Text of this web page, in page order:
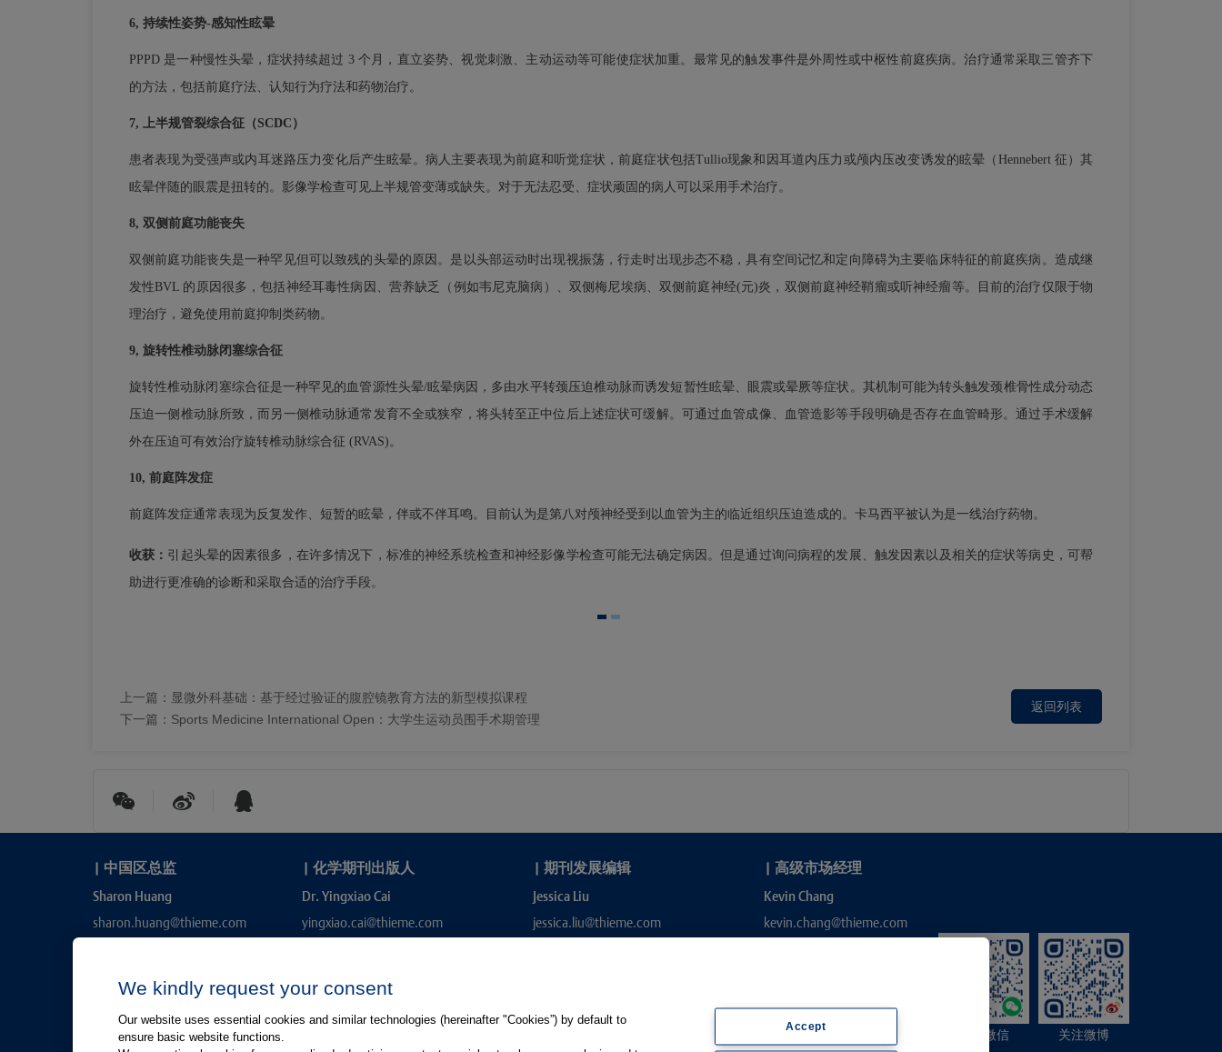
6, 持续性姿势-感知性眩晕
PPPD 是一种慢性头晕，症状持续超过 3 个月，直立姿势、视觉刺激、主动运动等可能使症状加重。最常见的触发事件是外周性或中枢性前庭疾病。治疗通常采取三管齐下
的方法，包括前庭疗法、认知行为疗法和药物治疗。
7, 上半规管裂综合征（SCDC）
患者表现为受强声或内耳迷路压力变化后产生眩晕。病人主要表现为前庭和听觉症状，前庭症状包括Tullio现象和因耳道内压力或颅内压改变诱发的眩晕（Hennebert 征）其
眩晕伴随的眼震是扭转的。影像学检查可见上半规管变薄或缺失。对于无法忍受、症状顽固的病人可以采用手术治疗。
8, 双侧前庭功能丧失
双侧前庭功能丧失是一种罕见但可以致残的头晕的原因。是以头部运动时出现视振荡，行走时出现步态不稳，具有空间记忆和定向障碍为主要临床特征的前庭疾病。造成继
发性BVL 的原因很多，包括神经耳毒性病因、营养缺乏（例如韦尼克脑病）、双侧梅尼埃病、双侧前庭神经(元)炎，双侧前庭神经鞘瘤或听神经瘤等。目前的治疗仅限于物
理治疗，避免使用前庭抑制类药物。
9, 旋转性椎动脉闭塞综合征
旋转性椎动脉闭塞综合征是一种罕见的血管源性头晕/眩晕病因，多由水平转颈压迫椎动脉而诱发短暂性眩晕、眼震或晕厥等症状。其机制可能为转头触发颈椎骨性成分动态
压迫一侧椎动脉所致，而另一侧椎动脉通常发育不全或狭窄，将头转至正中位后上述症状可缓解。可通过血管成像、血管造影等手段明确是否存在血管畸形。通过手术缓解
外在压迫可有效治疗旋转椎动脉综合征 (RVAS)。
10, 前庭阵发症
前庭阵发症通常表现为反复发作、短暂的眩晕，伴或不伴耳鸣。目前认为是第八对颅神经受到以血管为主的临近组织压迫造成的。卡马西平被认为是一线治疗药物。
收获： 引起头晕的因素很多，在许多情况下，标准的神经系统检查和神经影像学检查可能无法确定病因。但是通过询问病程的发展、触发因素以及相关的症状等病史，可帮
助进行更准确的诊断和采取合适的治疗手段。
上一篇： 显微外科基础：基于经过验证的腹腔镜教育方法的新型模拟课程
下一篇： Sports Medicine International Open：大学生运动员围手术期管理
返回列表
| 中国区总监
Sharon Huang
sharon.huang@thieme.com
| 化学期刊出版人
Dr. Yingxiao Cai
yingxiao.cai@thieme.com
| 期刊发展编辑
Jessica Liu
jessica.liu@thieme.com
| 高级市场经理
Kevin Chang
kevin.chang@thieme.com
关注微博
关注微信
We kindly request your consent
Our website uses essential cookies and similar technologies (hereinafter "Cookies”) by default to
ensure basic website functions.
Accept